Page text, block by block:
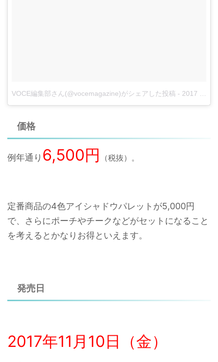
VOCE編集部さん(@vocemagazine)がシェアした投稿 - 2017 8月 10 2:36午前 PDT
価格
例年通り 6,500円 （税抜）。
定番商品の4色アイシャドウパレットが5,000円
で、さらにポーチやチークなどがセットになること
を考えるとかなりお得といえます。
発売日
2017年11月10日（金）